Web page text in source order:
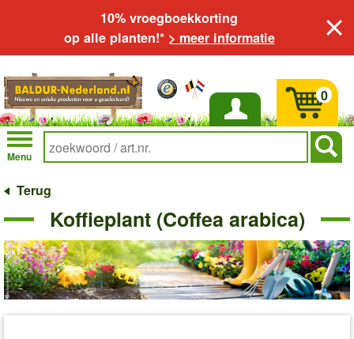
10% vroegboekkorting
op alle planten!* > meer informatie
Inloggen
Menu
0
Terug
Koffieplant (Coffea arabica)